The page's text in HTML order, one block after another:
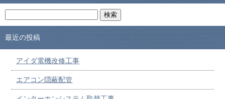
最近の投稿
アイダ電機改修工事
エアコン隠蔽配管